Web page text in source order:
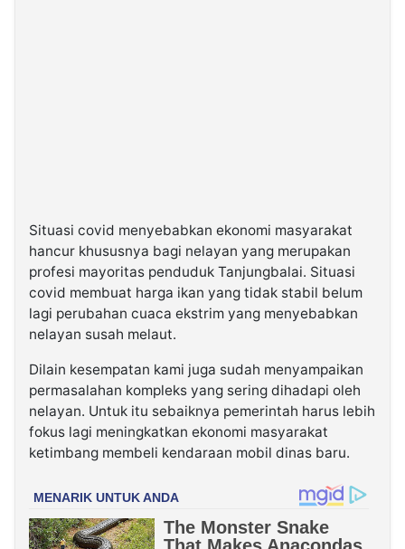
Situasi covid menyebabkan ekonomi masyarakat
hancur khususnya bagi nelayan yang merupakan
profesi mayoritas penduduk Tanjungbalai. Situasi
covid membuat harga ikan yang tidak stabil belum
lagi perubahan cuaca ekstrim yang menyebabkan
nelayan susah melaut.
Dilain kesempatan kami juga sudah menyampaikan
permasalahan kompleks yang sering dihadapi oleh
nelayan. Untuk itu sebaiknya pemerintah harus lebih
fokus lagi meningkatkan ekonomi masyarakat
ketimbang membeli kendaraan mobil dinas baru.